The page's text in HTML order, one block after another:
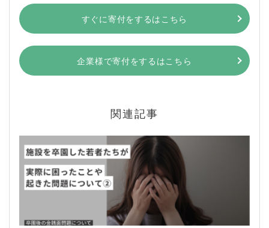
すぐに寄付をするはこちら
企業様で寄付をするはこちら
関連記事